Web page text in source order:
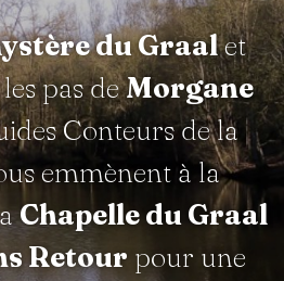
du Graalet
pas deMorgane
Conteurs de la
emmènent à la
Chapelle du Graal
Retour pour une